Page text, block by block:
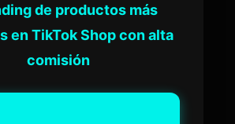
de productos más
en TikTok Shop con alta
comisión